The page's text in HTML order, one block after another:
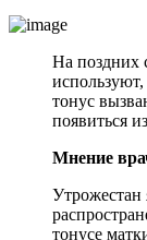
На поздних
тонус
появиться
Мнение
Утрожестан
тонусе